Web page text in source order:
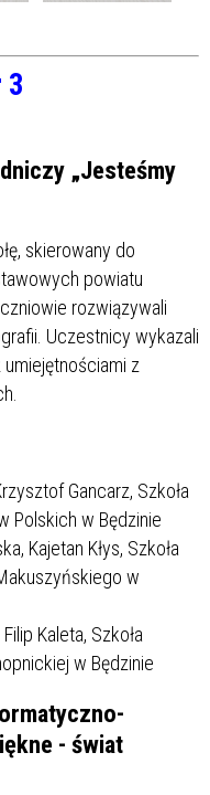
3
„Jesteśmy
skierowany do
powiatu
rozwiązywali
Uczestnicy wykazali
z
Gancarz, Szkoła
Polskich w Będzinie
Kajetan Kłys, Szkoła
w
Kaleta, Szkoła
w Będzinie
- świat